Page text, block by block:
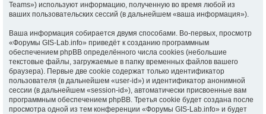
Teams») используют информацию, полученную во время любой из
ваших пользовательских сессий (в дальнейшем «ваша информация»).
Ваша информация собирается двумя способами. Во-первых, просмотр
«Форумы GIS-Lab.info» приведёт к созданию программным
обеспечением phpBB определённого числа cookies (небольшие
текстовые файлы, загружаемые в папку временных файлов вашего
браузера). Первые две cookie содержат только идентификатор
пользователя (в дальнейшем «user-id») и идентификатор анонимной
сессии (в дальнейшем «session-id»), автоматически присвоенные вам
программным обеспечением phpBB. Третья cookie будет создана после
просмотра одной из тем конференции «Форумы GIS-Lab.info» и будет